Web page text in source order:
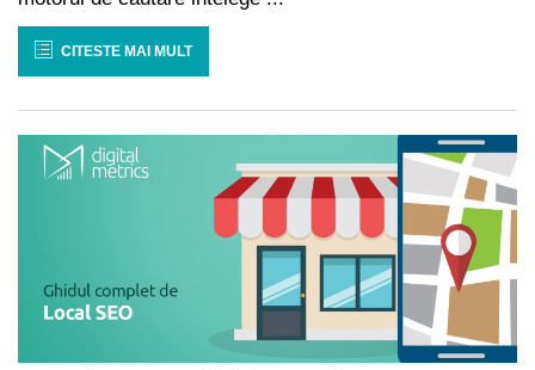
CITESTE MAI MULT